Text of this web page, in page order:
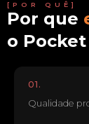
01.
Qualidade
[POR QUÊ]
Por que
o Pocket